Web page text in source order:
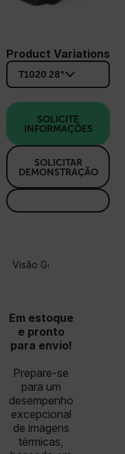
Product Variations
T1020 28°
SOLICITE
INFORMAÇÕES
SOLICITAR
DEMONSTRAÇÃO
Visão Geral Do Produto
Em estoque
e pronto
para envio!
Prepare-se
para um
desempenho
excepcional
de imagens
térmicas,